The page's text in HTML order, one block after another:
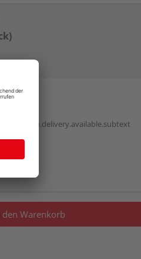
den Warenkorb